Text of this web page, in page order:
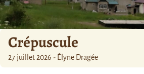
Crépuscule
27 juillet 2026 - Élyne Dragée